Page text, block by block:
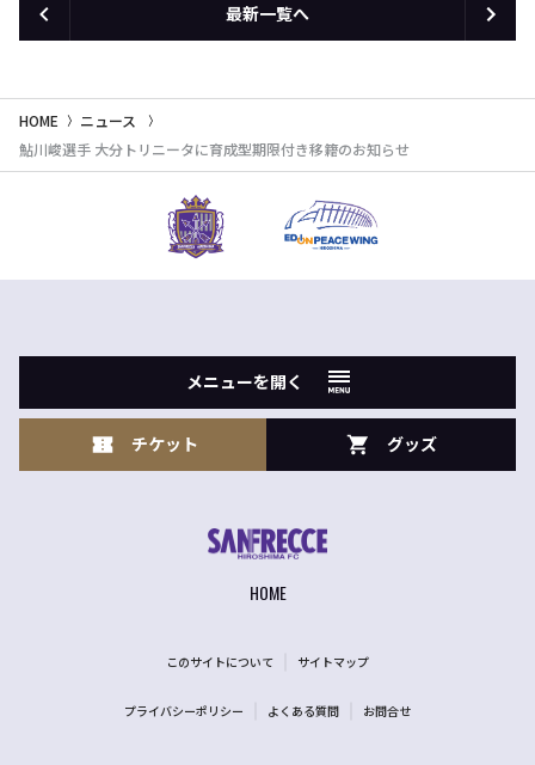
最新一覧へ
HOME
ニュース
鮎川峻選手 大分トリニータに育成型期限付き移籍のお知らせ
メニューを開く
チケット グッズ
HOME
このサイトについて サイトマップ
プライバシーポリシー よくある質問 お問合せ